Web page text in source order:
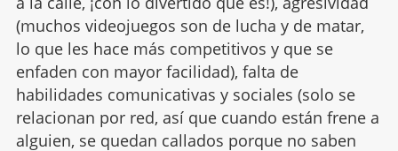
(muchos videojuegos son de lucha y de matar,
lo que les hace más competitivos y que se
enfaden con mayor facilidad), falta de
habilidades comunicativas y sociales (solo se
relacionan por red, así que cuando están frene a
alguien, se quedan callados porque no saben